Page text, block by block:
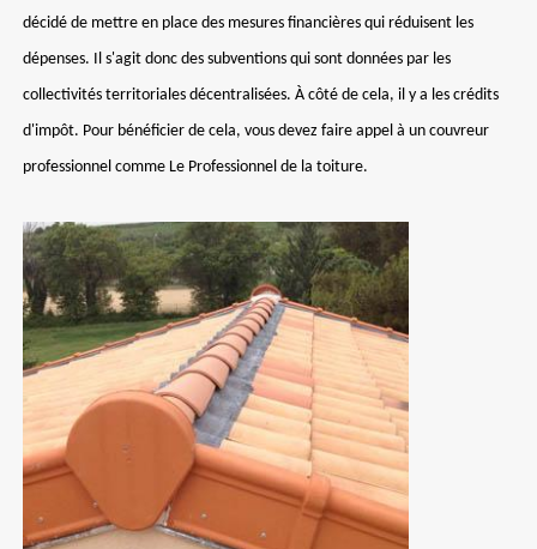
décidé de mettre en place des mesures financières qui réduisent les
dépenses. Il s'agit donc des subventions qui sont données par les
collectivités territoriales décentralisées. À côté de cela, il y a les crédits
d'impôt. Pour bénéficier de cela, vous devez faire appel à un couvreur
professionnel comme Le Professionnel de la toiture.